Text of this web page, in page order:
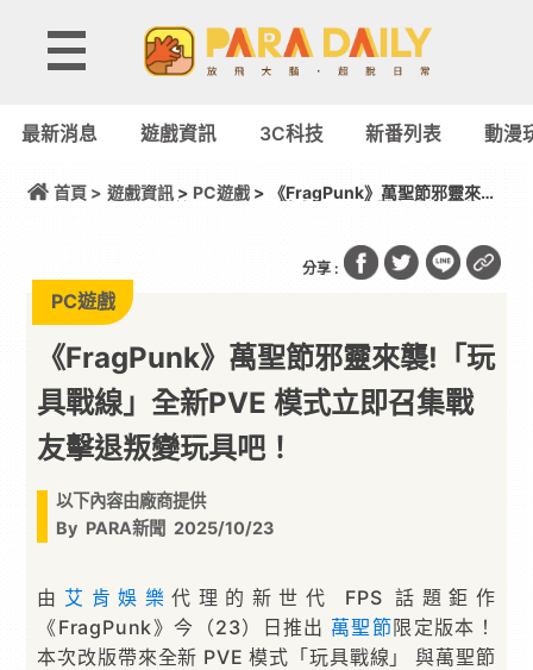
最新消息 遊戲資訊 3C科技 新番列表 動漫
首頁 > 遊戲資訊> PC遊戲> 《FragPunk》萬聖節邪靈來襲!
分享 :
PC遊戲
《FragPunk》萬聖節邪靈來襲!「玩
具戰線」全新PVE 模式立即召集戰
友擊退叛變玩具吧！
以下內容由廠商提供
By PARA新聞 2025/10/23
由 艾肯娛樂代理的新世代 FPS 話題鉅作
《FragPunk》今（23）日推出 萬聖節限定版本！
本次改版帶來全新 PVE 模式「玩具戰線」 與萬聖節